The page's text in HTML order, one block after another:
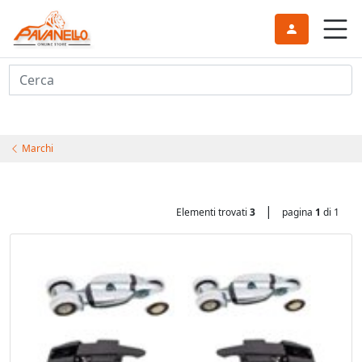
Cerca
Marchi
Elementi trovati 3 | pagina 1 di 1